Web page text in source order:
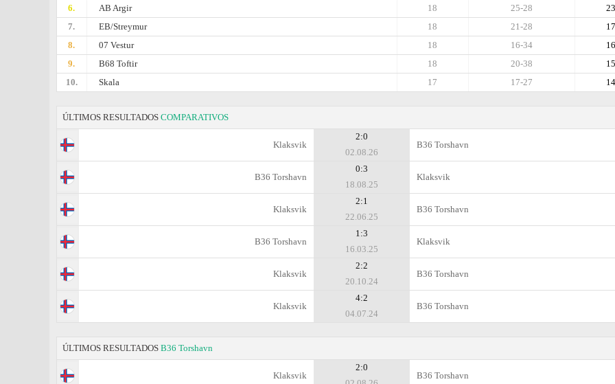
6.
AB Argir 23
25-28
18
7.
EB/Streymur 17
21-28
18
8.
07 Vestur 16
16-34
18
9.
B68 Toftir 15
20-38
18
10.
Skala 14
17-27
17
ÚLTIMOS RESULTADOS COMPARATIVOS
Klaksvik
2:0
02.08.26
B36 Torshavn
B36 Torshavn
0:3
18.08.25
Klaksvik
Klaksvik
2:1
22.06.25
B36 Torshavn
B36 Torshavn
1:3
16.03.25
Klaksvik
Klaksvik
2:2
20.10.24
B36 Torshavn
Klaksvik
4:2
04.07.24
B36 Torshavn
ÚLTIMOS RESULTADOS B36 Torshavn
Klaksvik
2:0
B36 Torshavn